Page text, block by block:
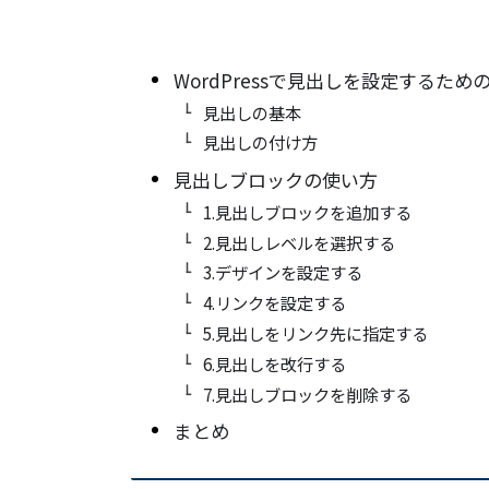
WordPressで見出しを設定するため
見出しの基本
見出しの付け方
見出しブロックの使い方
1.見出しブロックを追加する
2.見出しレベルを選択する
3.デザインを設定する
4.リンクを設定する
5.見出しをリンク先に指定する
6.見出しを改行する
7.見出しブロックを削除する
まとめ